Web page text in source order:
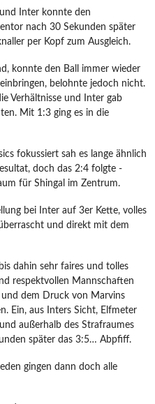
Inter konnte den
nach 30 Sekunden später
per Kopf zum Ausgleich.
konnte den Ball immer wieder
belohnte jedoch nicht.
Verhältnisse und Inter gab
Mit 1:3 ging es in die
fokussiert sah es lange ähnlich
doch das 2:4 folgte -
für Shingal im Zentrum.
bei Inter auf 3er Kette, volles
und direkt mit dem
dahin sehr faires und tolles
respektvollen Mannschaften
und dem Druck von Marvins
Ein, aus Inters Sicht, Elfmeter
außerhalb des Strafraumes
später das 3:5… Abpfiff.
gingen dann doch alle